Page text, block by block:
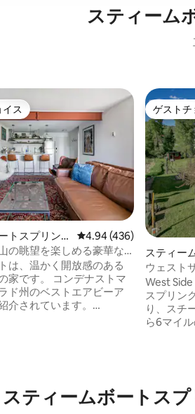
スティーム
チョイスです。
ス
トスプリング
アム
レビュー436件、5つ星
4.94 (436)
の眺望を楽しめる豪華な
は、温かく開放感のある
家です。 コンデナストマ
ド州のベストエアビーア
介されています。
いロケーションにありま
ドルームにはキングサイズ
ゲスト
ゲストチ
スティー
スの一軒
ウェスト
ーム、ペ
West
スプリン
り、スチ
ら6マイ
離にあり
グスは「
スティームボートス